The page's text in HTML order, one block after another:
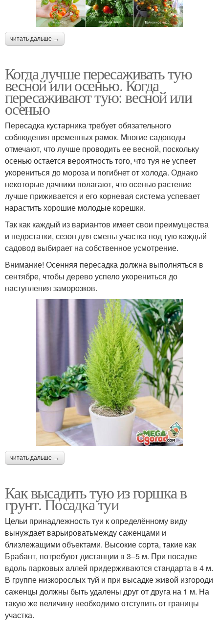
читать дальше →
Когда лучше пересаживать тую
весной или осенью. Когда
пересаживают тую: весной или
осенью
Пересадка кустарника требует обязательного
соблюдения временных рамок. Многие садоводы
отмечают, что лучше проводить ее весной, поскольку
осенью остается вероятность того, что туя не успеет
укорениться до мороза и погибнет от холода. Однако
некоторые дачники полагают, что осенью растение
лучше приживается и его корневая система успевает
нарастить хорошие молодые корешки.
Так как каждый из вариантов имеет свои преимущества
и недостатки, сезон для смены участка под тую каждый
садовод выбирает на собственное усмотрение.
Внимание! Осенняя пересадка должна выполняться в
сентябре, чтобы дерево успело укорениться до
наступления заморозков.
читать дальше →
Как высадить тую из горшка в
грунт. Посадка туи
Цельи принадлежность туи к определённому виду
вынуждает варьироватьмежду саженцами и
близлежащими объектами. Высокие сорта, такие как
Брабант, потребуют дистанции в 3–5 м. При посадке
вдоль парковых аллей придерживаются стандарта в 4 м.
В группе низкорослых туй и при высадке живой изгороди
саженцы должны быть удалены друг от друга на 1 м. На
такую же величину необходимо отступить от границы
участка.